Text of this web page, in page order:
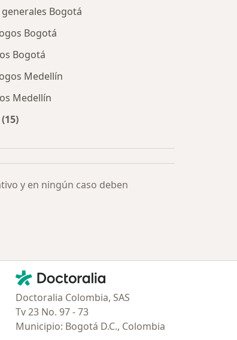
Bogotá
Bogotá
Bogotá
Medellín
Medellín
y en ningún caso deben
Contacto
Doctoralia - Página de inicio
Doctoralia Colombia, SAS
Tv 23 No. 97 - 73
Municipio: Bogotá D.C., Colombia